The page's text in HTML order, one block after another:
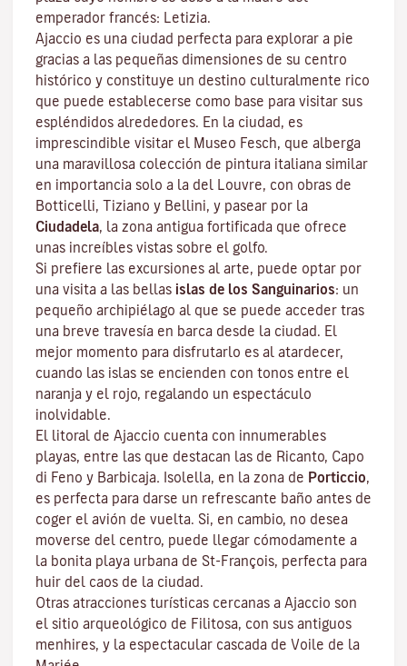
emperador francés: Letizia.
Ajaccio es una ciudad perfecta para explorar a pie
gracias a las pequeñas dimensiones de su centro
histórico y constituye un destino culturalmente rico
que puede establecerse como base para visitar sus
espléndidos alrededores. En la ciudad, es
imprescindible visitar el Museo Fesch, que alberga
una maravillosa colección de pintura italiana similar
en importancia solo a la del Louvre, con obras de
Botticelli, Tiziano y Bellini, y pasear por la
Ciudadela, la zona antigua fortificada que ofrece
unas increíbles vistas sobre el golfo.
Si prefiere las excursiones al arte, puede optar por
una visita a las bellas islas de los Sanguinarios: un
pequeño archipiélago al que se puede acceder tras
una breve travesía en barca desde la ciudad. El
mejor momento para disfrutarlo es al atardecer,
cuando las islas se encienden con tonos entre el
naranja y el rojo, regalando un espectáculo
inolvidable.
El litoral de Ajaccio cuenta con innumerables
playas, entre las que destacan las de Ricanto, Capo
di Feno y Barbicaja. Isolella, en la zona de Porticcio,
es perfecta para darse un refrescante baño antes de
coger el avión de vuelta. Si, en cambio, no desea
moverse del centro, puede llegar cómodamente a
la bonita playa urbana de St-François, perfecta para
huir del caos de la ciudad.
Otras atracciones turísticas cercanas a Ajaccio son
el sitio arqueológico de Filitosa, con sus antiguos
menhires, y la espectacular cascada de Voile de la